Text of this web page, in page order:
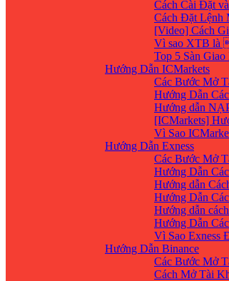
Cách Cài Đặt
Cách Đặt Lệnh
[Video] Cách
Vì sao XTB là
Top 5 Sàn
Hướng Dẫn ICMarkets
Các Bước Mở
Hướng Dẫn
Hướng dẫn
[ICMarkets]
Vì Sao
Hướng Dẫn Exness
Các Bước Mở
Hướng Dẫn
Hướng dẫn
Hướng Dẫn
Hướng dẫn
Hướng Dẫn
Vì Sao Exness
Hướng Dẫn Binance
Các Bước Mở
Cách Mở Tài